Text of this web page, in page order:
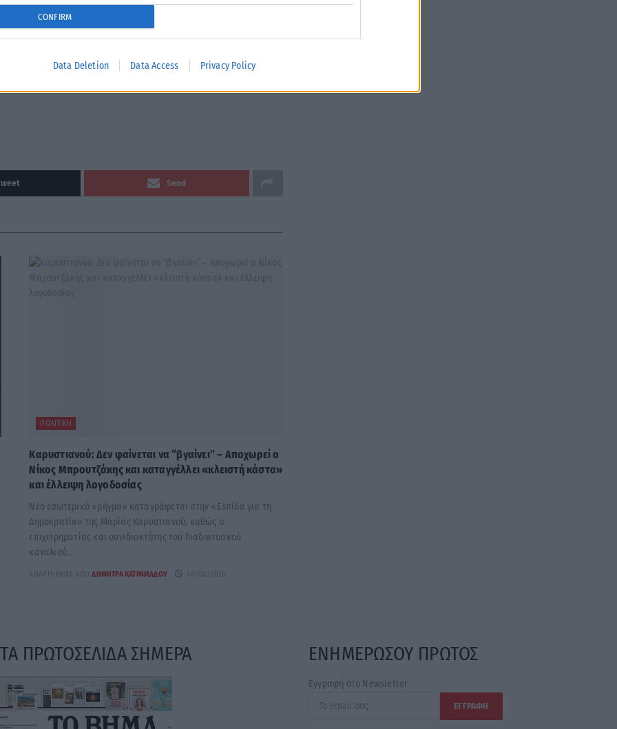
CONFIRM
Data Deletion Data Access Privacy Policy
νέο πρόγραμμα «Ανακαινίζω», επισημαίνοντας ότι η
με ποσό που φτάνει έως τις 36.000 ευρώ. Στόχος είναι
ακίνητό της είτε για να το διαθέσει προς μακροχρόνια
Send
ΠΟΛΙΤΙΚΉ
Καρυστιανού: Δεν φαίνεται να “βγαίνει” – Αποχωρεί ο
Νίκος Μπρουτζάκης και καταγγέλλει «κλειστή κάστα»
και έλλειψη λογοδοσίας
Νέο εσωτερικό «ρήγμα» καταγράφεται στην «Ελπίδα για τη
Δημοκρατία» της Μαρίας Καρυστιανού, καθώς ο
επιχειρηματίας και συνιδιοκτήτης του διαδικτυακού
καναλιού...
ΔΉΜΗΤΡΑ ΚΑΤΡΑΜΆΔΟΥ 08/08/2026
ΤΑ ΠΡΩΤΟΣΕΛΙΔΑ ΣΗΜΕΡΑ ΕΝΗΜΕΡΩΣΟΥ ΠΡΩΤΟΣ
Εγγραφή στο Newsletter